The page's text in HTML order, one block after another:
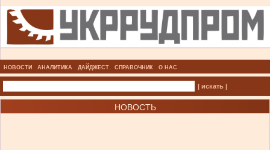
НОВОСТИ АНАЛИТИКА ДАЙДЖЕСТ СПРАВОЧНИК О НАС
| искать |
НОВОСТЬ